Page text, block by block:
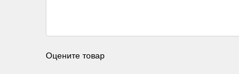
Оцените товар